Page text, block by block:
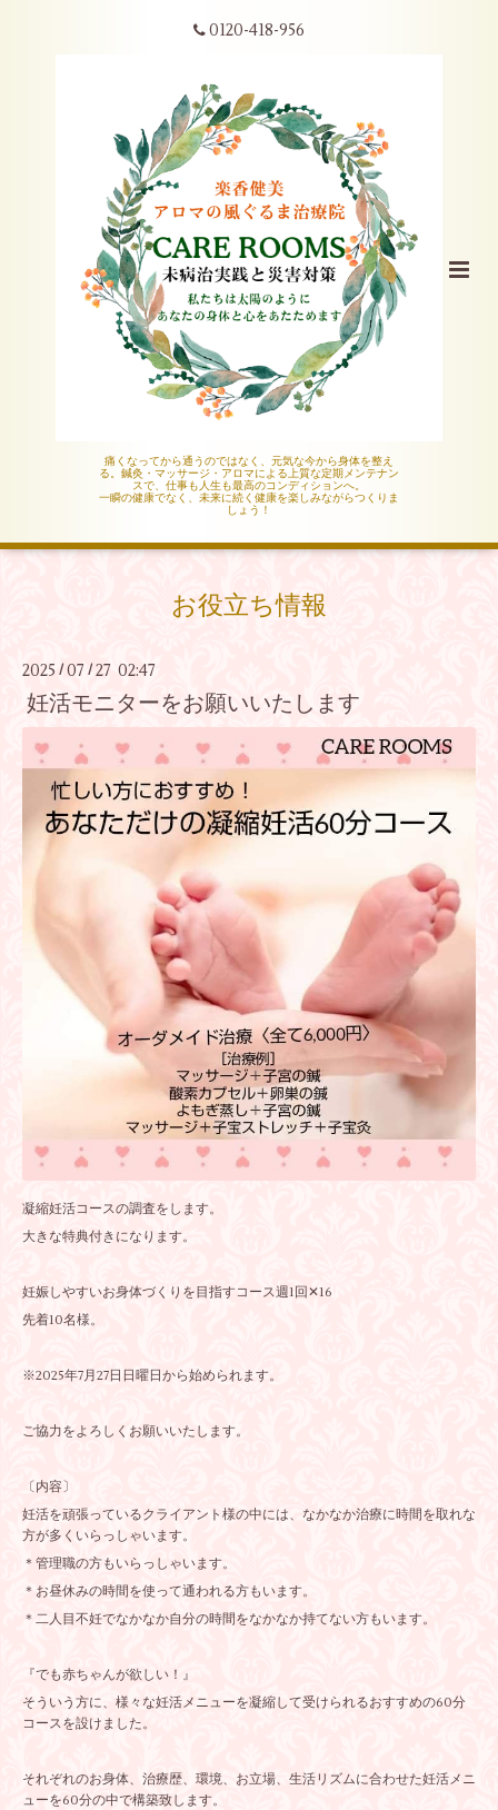
0120-418-956
痛くなってから通うのではなく、元気な今から身体を整え
る。鍼灸・マッサージ・アロマによる上質な定期メンテナン
スで、仕事も人生も最高のコンディションへ。
一瞬の健康でなく、未来に続く健康を楽しみながらつくりま
しょう！
お役立ち情報
2025 /07 /27 02:47
妊活モニターをお願いいたします
凝縮妊活コースの調査をします。
大きな特典付きになります。
妊娠しやすいお身体づくりを目指すコース週1回✕16
先着10名様。
※2025年7月27日日曜日から始められます。
ご協力をよろしくお願いいたします。
〔内容〕
妊活を頑張っているクライアント様の中には、なかなか治療に時間を取れな
方が多くいらっしゃいます。
＊管理職の方もいらっしゃいます。
＊お昼休みの時間を使って通われる方もいます。
＊二人目不妊でなかなか自分の時間をなかなか持てない方もいます。
『でも赤ちゃんが欲しい！』
そういう方に、様々な妊活メニューを凝縮して受けられるおすすめの60分
コースを設けました。
それぞれのお身体、治療歴、環境、お立場、生活リズムに合わせた妊活メニ
ューを60分の中で構築致します。